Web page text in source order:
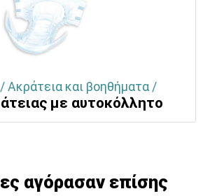
Ακράτεια και βοηθήματα /
με αυτοκόλλητο
αγόρασαν επίσης